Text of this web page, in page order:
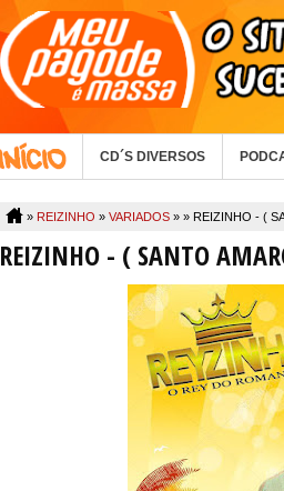
CD´S DIVERSOS
» REIZINHO » VARIADOS » » REIZINHO - (
REIZINHO - ( SANTO